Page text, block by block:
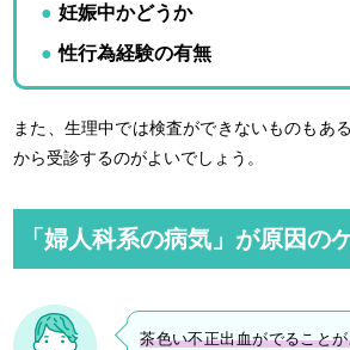
妊娠中かどうか
性行為経験の有無
また、生理中では検査ができないものもあ
から受診するのがよいでしょう。
「婦人科系の病気」が原因の
茶色い不正出血がでること